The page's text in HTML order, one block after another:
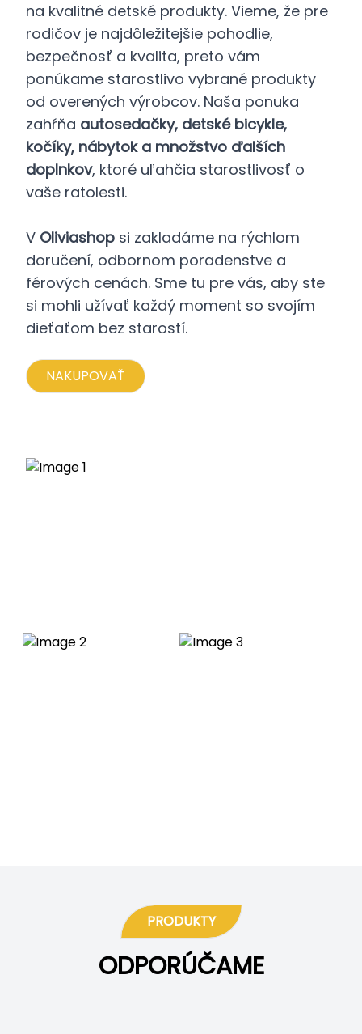
na kvalitné detské produkty. Vieme, že pre
rodičov je najdôležitejšie pohodlie,
bezpečnosť a kvalita, preto vám
ponúkame starostlivo vybrané produkty
od overených výrobcov. Naša ponuka
zahŕňa autosedačky, detské bicykle,
kočíky, nábytok a množstvo ďalších
doplnkov, ktoré uľahčia starostlivosť o
vaše ratolesti.
V Oliviashop si zakladáme na rýchlom
doručení, odbornom poradenstve a
férových cenách. Sme tu pre vás, aby ste
si mohli užívať každý moment so svojím
dieťaťom bez starostí.
NAKUPOVAŤ
PRODUKTY
ODPORÚČAME